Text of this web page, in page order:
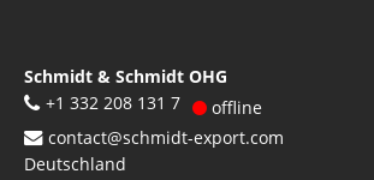
Schmidt & Schmidt OHG
+1 332 208 131 7
offline
contact@schmidt-export.com
Deutschland